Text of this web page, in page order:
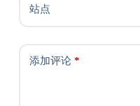
站点
添加评论*